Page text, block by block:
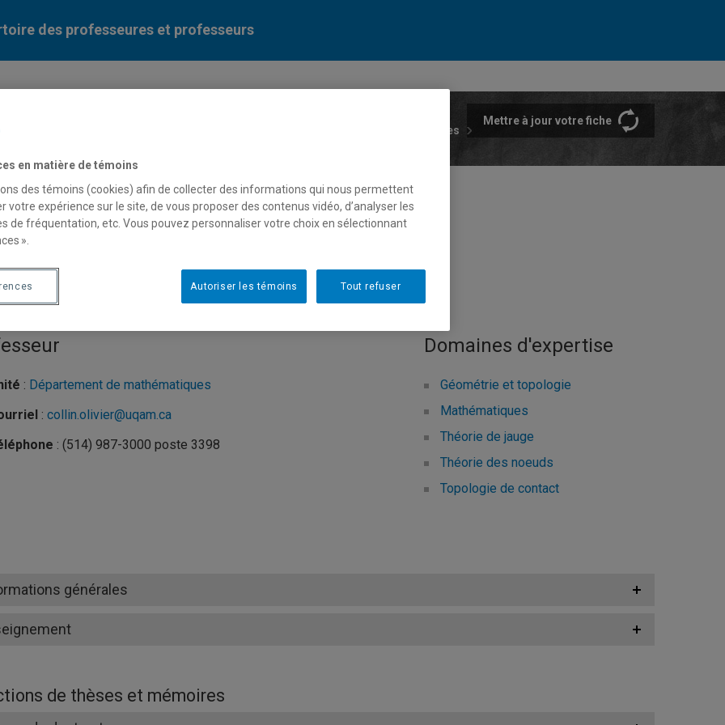
des professeures et professeurs
Liste des professeures et professeurs par départements et écoles
Mettre à jour votre fiche
Collin
: Département de mathématiques
: collin.olivier@uqam.ca
: (514) 987-3000 poste 3398
Domaines d'expertise
Géométrie et topologie
Mathématiques
Théorie de jauge
Théorie des noeuds
Topologie de contact
générales
de thèses et mémoires
en matière de témoins
des témoins (cookies) afin de collecter des informations qui nous permettent
votre expérience sur le site, de vous proposer des contenus vidéo, d’analyser les
de fréquentation, etc. Vous pouvez personnaliser votre choix en sélectionnant
».
Tout refuser
Autoriser les témoins